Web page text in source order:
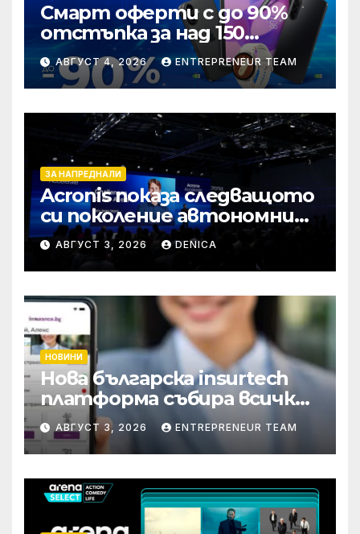
Смарт оферти с до 90%
отстъпка за над 150
устройства от Vivacom
през август
АВГУСТ 4, 2026 ENTREPRENEUR TEAM
ЗА НАПРЕДНАЛИ
Acronis показа следващото
си поколение автономни
услуги
АВГУСТ 3, 2026 DENICA
НОВИНИ
Нова българска insurtech
платформа събира всички
застраховки на едно
място
АВГУСТ 3, 2026 ENTREPRENEUR TEAM